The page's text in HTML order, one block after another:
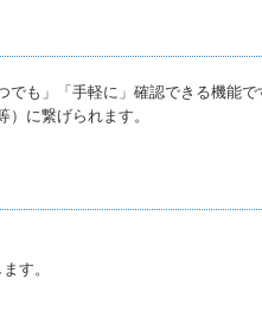
も」「手軽に」確認できる機能で
に繋げられます。
す。